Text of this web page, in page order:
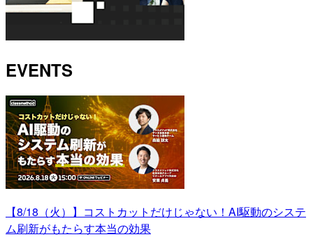
EVENTS
【8/18（火）】コストカットだけじゃない！AI駆動のシステ
ム刷新がもたらす本当の効果